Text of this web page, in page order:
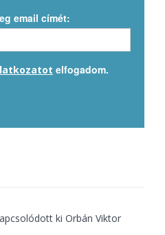
email címét:
elfogadom.
ki Orbán Viktor